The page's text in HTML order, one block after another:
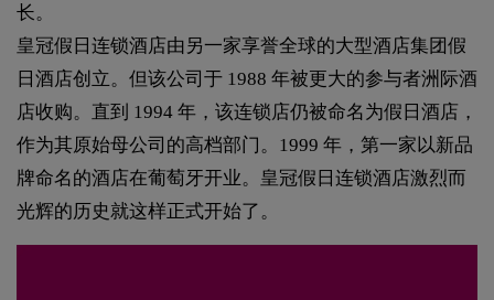
长。
皇冠假日连锁酒店由另一家享誉全球的大型酒店集团假
日酒店创立。但该公司于 1988 年被更大的参与者洲际酒
店收购。直到 1994 年，该连锁店仍被命名为假日酒店，
作为其原始母公司的高档部门。1999 年，第一家以新品
牌命名的酒店在葡萄牙开业。皇冠假日连锁酒店激烈而
光辉的历史就这样正式开始了。